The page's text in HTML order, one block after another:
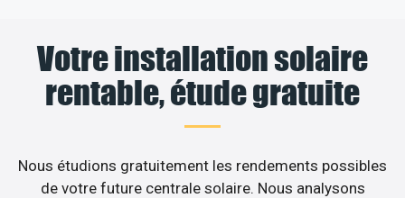
Votre installation solaire
rentable, étude gratuite
Nous étudions gratuitement les rendements possibles
de votre future centrale solaire. Nous analysons